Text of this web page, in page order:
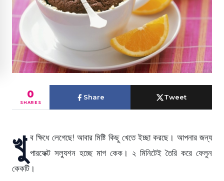
0
SHARES
Share Tweet
খু ব ক্ষিধে লেগেছে! আবার মিষ্টি কিছু খেতে ইচ্ছা করছে। আপনার জন্য
পারফেক্ট সল্যুশন হচ্ছে মাগ কেক। ২ মিনিটেই তৈরি করে ফেলুন
কেকটি।